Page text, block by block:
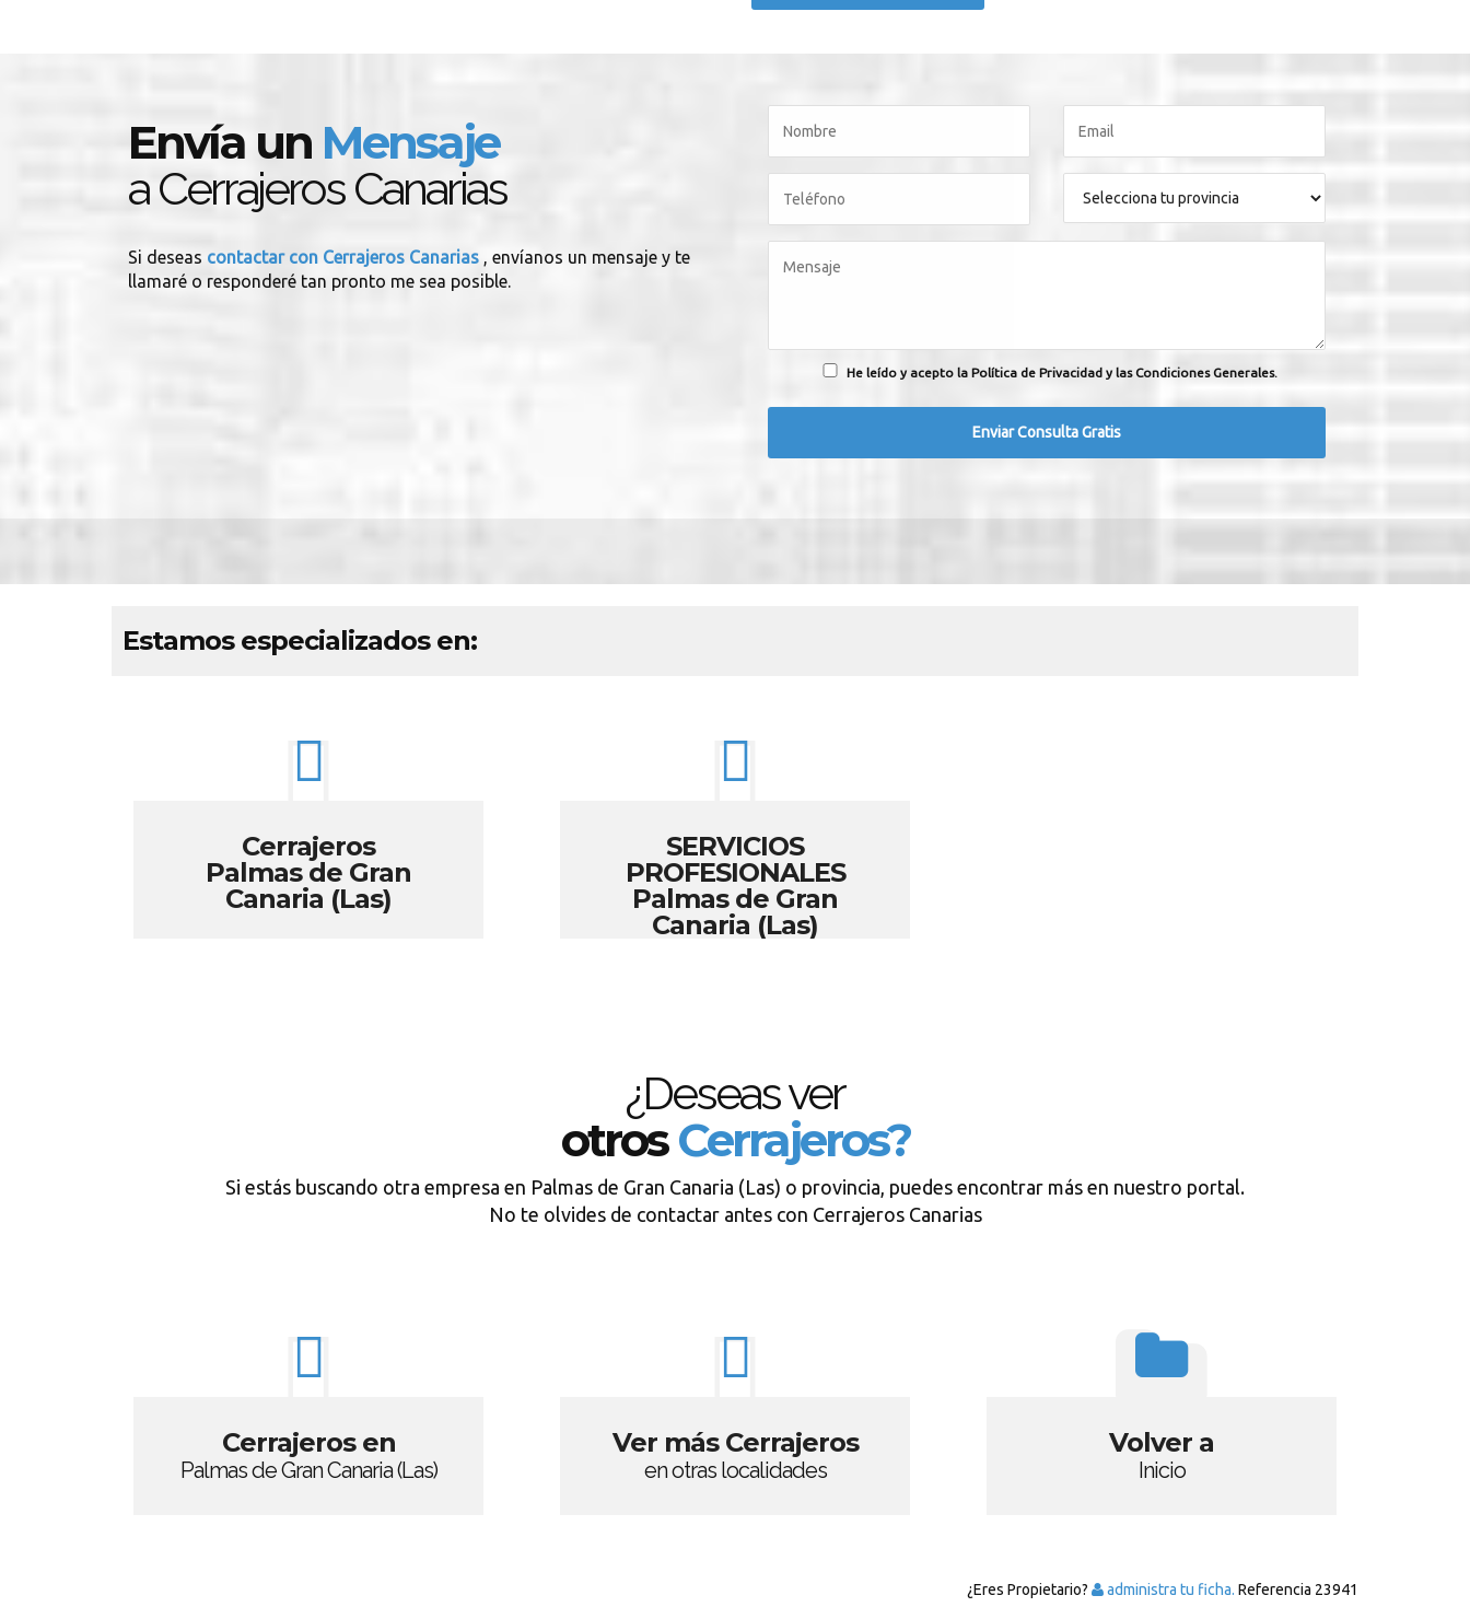
Envía un Mensaje
a Cerrajeros Canarias
Si deseas contactar con Cerrajeros Canarias , envíanos un mensaje y te
llamaré o responderé tan pronto me sea posible.
He leído y acepto la Política de Privacidad y las Condiciones Generales.
Estamos especializados en:
Cerrajeros
Palmas de Gran
Canaria (Las)
SERVICIOS
PROFESIONALES
Palmas de Gran
Canaria (Las)
¿Deseas ver
otrosCerrajeros?
Si estás buscando otra empresa en Palmas de Gran Canaria (Las) o provincia, puedes encontrar más en nuestro portal.
No te olvides de contactar antes con Cerrajeros Canarias
Cerrajeros en
Palmas de Gran Canaria (Las)
Ver más Cerrajeros
en otras localidades
Volver a
Inicio
¿Eres Propietario? administra tu ficha. Referencia 23941